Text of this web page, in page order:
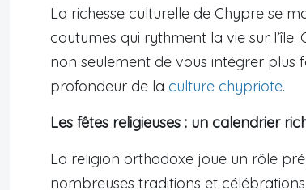
La richesse culturelle de Chypre se
coutumes qui rythment la vie sur
non seulement de vous intégrer plus
profondeur de la culture chypriote.
Les fêtes religieuses : un calendrier
La religion orthodoxe joue un rôle
nombreuses traditions et